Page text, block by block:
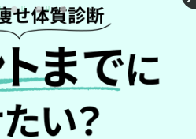
円
回1,980円
本酸マカ、イソフラボン
母葉酸など